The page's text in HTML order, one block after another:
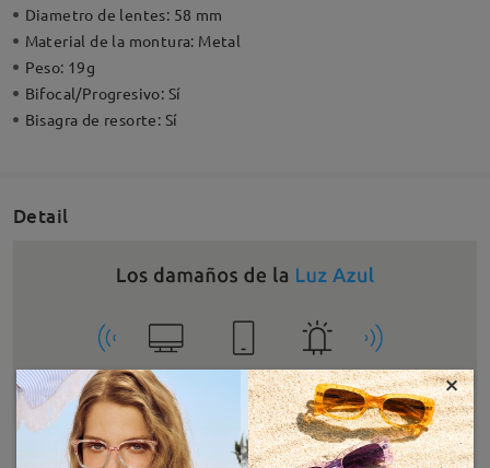
Diametro de lentes: 58 mm
Material de la montura: Metal
Peso: 19g
Bifocal/Progresivo: Sí
Bisagra de resorte: Sí
Detail
×